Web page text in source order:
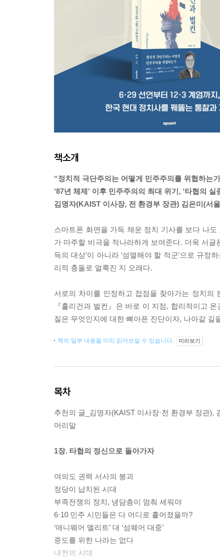
책소개
“정치적 극단주의는 어떻게 민주주의를 위협하는
‘87년 체제’ 이후 민주주의의 최대 위기, ‘타협의 실
김명자(KAIST 이사장, 전 환경부 장관) 김은미(서
스마트폰 화면을 가득 채운 정치 기사를 보다 나
가 마주할 비극을 적나라하게 보여준다. 더욱 서글
득의 대상’이 아니라 ‘섬멸해야 할 적군’으로 규
리적 충돌로 얼룩진 지 오래다.
서로의 차이를 인정하고 접점을 찾아가는 정치의
『훌리건과 벌컨』은 바로 이 지점, 합리적이고
질은 무엇인지에 대한 뼈아픈 진단이자, 나아갈 길
책의 일부 내용을 미리 읽어보실 수 있습니다. 미리보기
목차
추천의 글_김명자(KAIST 이사장·전 환경부 장관),
머리말
1장. 타협의 정신으로 돌아가자
여의도 권력 서사의 붕괴
정당이 납치된 시대
부족전쟁의 정치, 냉담층이 멈춰 세워야
6·10 민주 시민들은 다 어디로 흩어졌을까?
‘애니웨어 엘리트’ 대 ‘섬웨어 대중’
중도를 위한 나라는 없다
내전의 시대